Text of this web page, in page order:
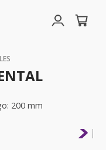
200 mm